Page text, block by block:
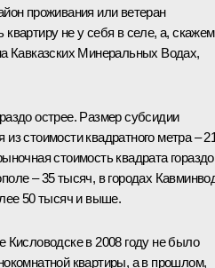
проживания или ветеран
квартиру не у себя в селе, а,
Кавказских Минеральных Водах,
острее. Размер субсидии
из стоимости квадратного метра –
стоимость квадрата гораздо
– 35 тысяч, в городах
50 тысяч и выше.
в 2008 году не было
квартиры, а в прошлом,